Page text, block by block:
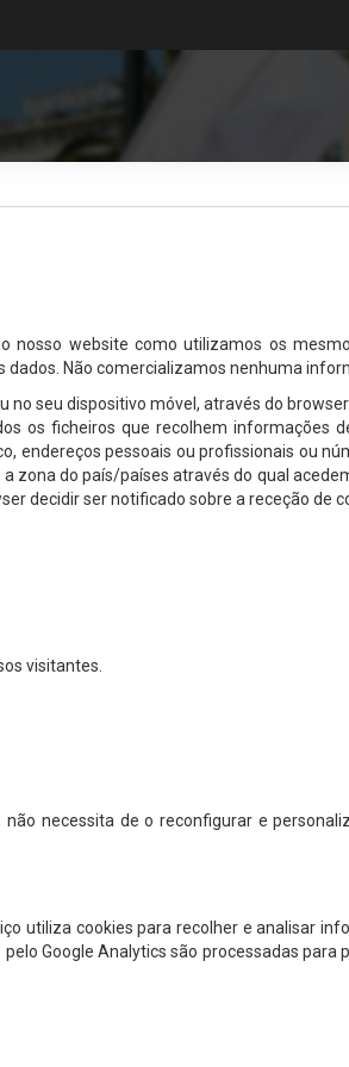
nosso website como utilizamos os
Não comercializamos nenhuma
seu dispositivo móvel, através do
os ficheiros que recolhem informações
endereços pessoais ou profissionais ou
do país/países através do qual
decidir ser notificado sobre a receção de
visitantes.
necessita de o reconfigurar e
utiliza cookies para recolher e analisar
Google Analytics são processadas